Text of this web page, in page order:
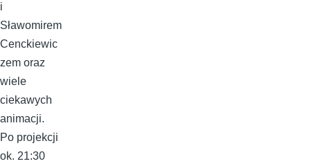
i
Sławomirem
Cenckiewic
zem oraz
wiele
ciekawych
animacji.
Po projekcji
ok. 21:30